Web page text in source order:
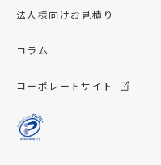
法人様向けお見積り
コラム
コーポレートサイト